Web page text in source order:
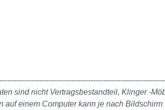
sind nicht Vertragsbestandteil, Klinger -
auf einem Computer kann je nach